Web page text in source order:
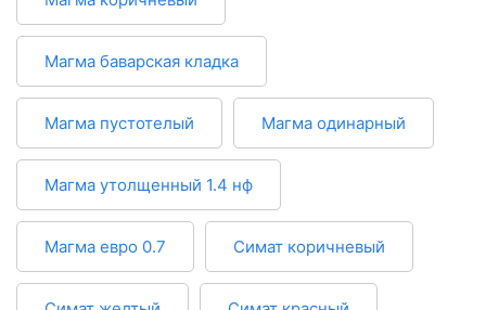
Магма баварская кладка
Магма пустотелый Магма одинарный
Магма утолщенный 1.4 нф
Магма евро 0.7 Симат коричневый